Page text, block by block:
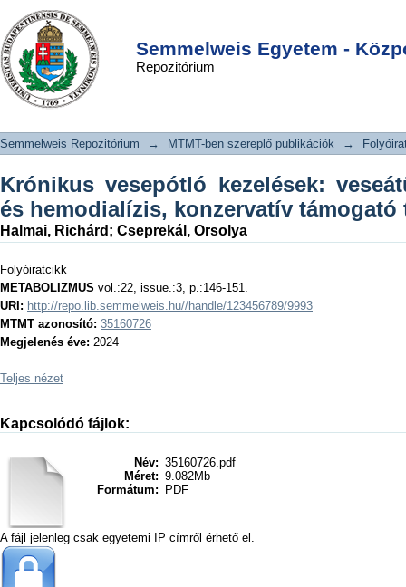
Semmelweis Egyetem -
Repozitórium
Krónikus vesepótló kezelések:
veseátültetés, peritoneális és
hemodialízis, konzervatív támogató
terápia
DSpace/Manakin Repository
Semmelweis Repozitórium → MTMT-ben szereplő publikációk →
Krónikus vesepótló kezelések:
és hemodialízis, konzervatív támogató
Halmai, Richárd ; Cseprekál, Orsolya
Folyóiratcikk
METABOLIZMUS vol.:22, issue.:3, p.:146-151.
URI: http://repo.lib.semmelweis.hu//handle/123456789/9993
MTMT azonosító: 35160726
Megjelenés éve: 2024
Teljes nézet
Kapcsolódó fájlok:
Név: 35160726.pdf
Méret: 9.082Mb
Formátum:
PDF
A fájl jelenleg csak egyetemi IP címről érhető el.